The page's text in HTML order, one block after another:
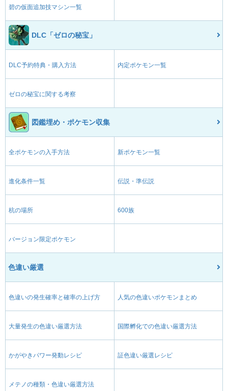
碧の仮面追加技マシン一覧
DLC「ゼロの秘宝」
DLC予約特典・購入方法 内定ポケモン一覧
ゼロの秘宝に関する考察
図鑑埋め・ポケモン収集
全ポケモンの入手方法 新ポケモン一覧
進化条件一覧 伝説・準伝説
杭の場所 600族
バージョン限定ポケモン
色違い厳選
色違いの発生確率と確率の上げ方 人気の色違いポケモンまとめ
大量発生の色違い厳選方法 国際孵化での色違い厳選方法
かがやきパワー発動レシピ 証色違い厳選レシピ
メテノの種類・色違い厳選方法